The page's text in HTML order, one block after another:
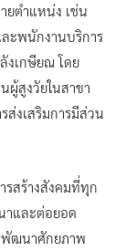
ยตำแหน่ง เช่น
ะพนักงานบริการ
งเกษียณ โดย
ผู้สูงวัยในสาขา
งเสริมการมีส่วน
รสร้างสังคมที่ทุก
าและต่อยอด
พัฒนาศักยภาพ